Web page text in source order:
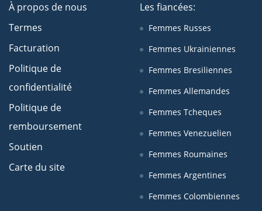
À propos de nous
Termes
Facturation
Politique de
confidentialité
Politique de
remboursement
Soutien
Carte du site
Les fiancées:
Femmes Russes
Femmes Ukrainiennes
Femmes Bresiliennes
Femmes Allemandes
Femmes Tcheques
Femmes Venezuelien
Femmes Roumaines
Femmes Argentines
Femmes Colombiennes